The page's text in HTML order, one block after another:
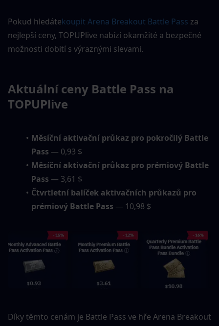
Pokud hledátekoupit Arena Breakout Battle Pass za
nejlepší ceny, TOPUPlive nabízí okamžité a bezpečné
možnosti dobití s výraznými slevami.
Aktuální ceny Battle Pass na
TOPUPlive
Měsíční aktivační průkaz pro pokročilý Battle
Pass — 0,93 $
Měsíční aktivační průkaz pro prémiový Battle
Pass — 3,61 $
Čtvrtletní balíček aktivačních průkazů pro
prémiový Battle Pass — 10,98 $
Díky těmto cenám je Battle Pass ve hře Arena Breakout